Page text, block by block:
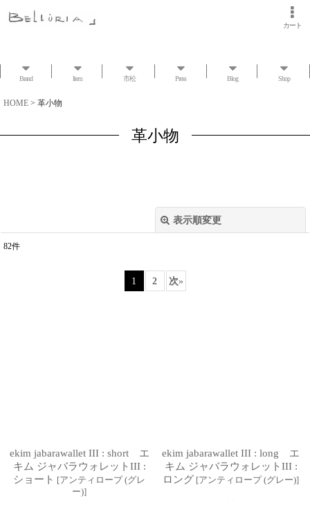
カート
Brand Item 市松 Press Blog Shop
HOME > 革小物
革小物
表示順変更
82件
1 2 次»
ekim jabarawallet III : short エ
キム ジャバラウォレットIII :
ショート [アンティロープ (グレ
ー)]
ekim jabarawallet III : long エ
キム ジャバラウォレットIII :
ロング [アンティロープ (グレー)]